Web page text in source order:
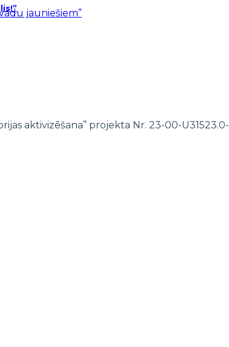
jauniešiem”
aktivizēšana” projekta Nr. 23-00-